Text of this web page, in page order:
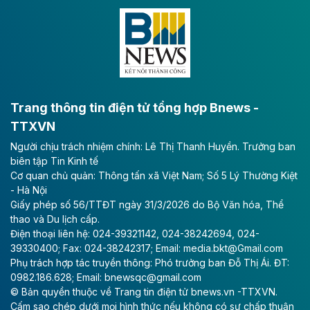
Đông A dài khoảng 25,1 km được kỳ vọng sẽ tạo động
lực phát triển kinh tế - xã hội khu vực phía Nam đồng
Long Thành
Tổng công ty Cảng hàng không Việt Nam - CTCP
(ACV) vừa lập kỷ lục mới về lợi nhuận trong quý
II/2026.
Theo baodautu.vn
Vinaconex lập đỉnh doanh thu
Tổng CTCP Xuất nhập khẩu và Xây dựng Việt Nam
(Vinaconex) đã khép lại nửa đầu năm với doanh thu
thuần gần 7.268 tỷ đồng, tăng 4% so với cùng kỳ và
cũng là mức cao nhất lịch sử hoạt động của doanh
nghiệp.
Trang thông tin điện tử tổng hợp Bnews -
TTXVN
Người chịu trách nhiệm chính: Lê Thị Thanh Huyền. Trưởng ban
biên tập Tin Kinh tế
Cơ quan chủ quản: Thông tấn xã Việt Nam; Số 5 Lý Thường Kiệt
- Hà Nội
Giấy phép số 56/TTĐT ngày 31/3/2026 do Bộ Văn hóa, Thể
thao và Du lịch cấp.
Điện thoại liên hệ: 024-39321142, 024-38242694, 024-
39330400; Fax: 024-38242317; Email: media.bkt@Gmail.com
Phụ trách hợp tác truyền thông: Phó trưởng ban Đỗ Thị Ái. ĐT:
0982.186.628; Email: bnewsqc@gmail.com
© Bản quyền thuộc về Trang tin điện tử bnews.vn -TTXVN.
Cấm sao chép dưới mọi hình thức nếu không có sự chấp thuận